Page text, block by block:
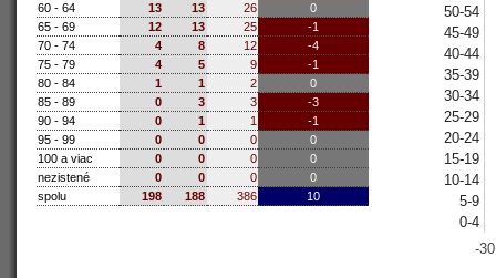
60 - 64
13 13 26
0
65 - 69
12 13 25
-1
70 - 74
4 8 12
-4
75 - 79
4 5 9
-1
80 - 84
1 1 2
0
85 - 89
0 3 3
-3
90 - 94
0 1 1
-1
95 - 99
0 0 0
0
100 a viac
0 0 0
0
nezistené
0 0 0
0
spolu
198 188 386 10
-30
50-54
45-49
40-44
35-39
30-34
25-29
20-24
15-19
10-14
5-9
0-4